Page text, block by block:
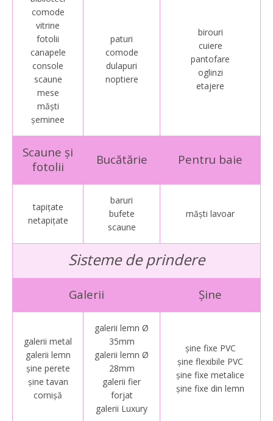
comode
vitrine
fotolii
canapele
console
scaune
mese
măști
șeminee
paturi
comode
dulapuri
noptiere
birouri
cuiere
pantofare
oglinzi
etajere
Scaune și
fotolii
Bucătărie Pentru baie
tapițate
netapițate
baruri
bufete
scaune
măști lavoar
Sisteme de prindere
Galerii Șine
galerii metal
galerii lemn
șine perete
șine tavan
cornișă
galerii lemn Ø
35mm
galerii lemn Ø
28mm
galerii fier
forjat
galerii Luxury
șine fixe PVC
șine flexibile PVC
șine fixe metalice
șine fixe din lemn